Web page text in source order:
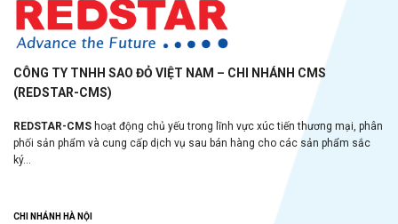
CÔNG TY TNHH SAO ĐỎ VIỆT NAM – CHI NHÁNH CMS
(REDSTAR-CMS)
REDSTAR-CMS hoạt động chủ yếu trong lĩnh vực xúc tiến thương mại, phân
phối sản phẩm và cung cấp dịch vụ sau bán hàng cho các sản phẩm sắc
ký...
CHI NHÁNH HÀ NỘI